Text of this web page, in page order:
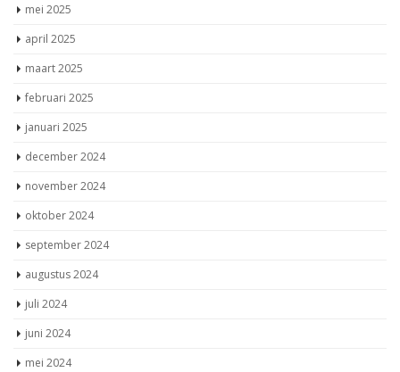
mei 2025
april 2025
maart 2025
februari 2025
januari 2025
december 2024
november 2024
oktober 2024
september 2024
augustus 2024
juli 2024
juni 2024
mei 2024